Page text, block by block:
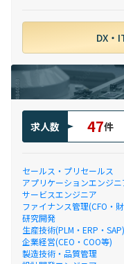
DX・
求人数 47件
セールス・プリセールス
アプリケーションエンジニ
サービスエンジニア
ファイナンス管理(CFO・
研究開発
生産技術(PLM・ERP・SAP)
企業経営(CEO・COO等)
製造技術・品質管理